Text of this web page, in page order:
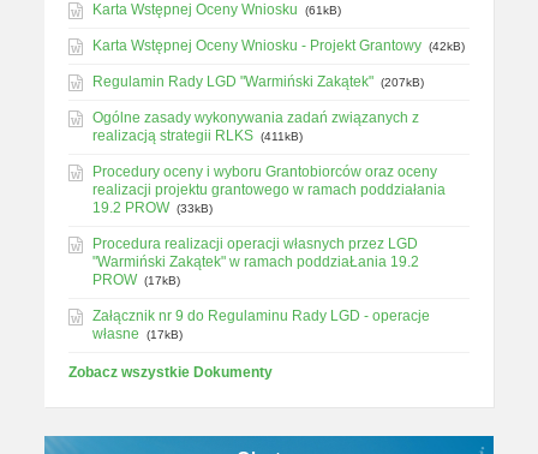
Karta Wstępnej Oceny Wniosku (61kB)
Karta Wstępnej Oceny Wniosku - Projekt Grantowy (42kB)
Regulamin Rady LGD "Warmiński Zakątek" (207kB)
Ogólne zasady wykonywania zadań związanych z
realizacją strategii RLKS (411kB)
Procedury oceny i wyboru Grantobiorców oraz oceny
realizacji projektu grantowego w ramach poddziałania
19.2 PROW (33kB)
Procedura realizacji operacji własnych przez LGD
"Warmiński Zakątek" w ramach poddziaŁania 19.2
PROW (17kB)
Załącznik nr 9 do Regulaminu Rady LGD - operacje
własne
(17kB)
Zobacz wszystkie Dokumenty